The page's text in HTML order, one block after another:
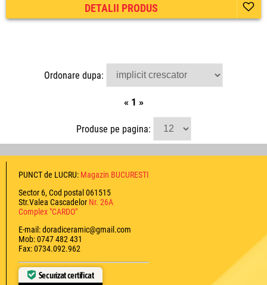
DETALII PRODUS
Ordonare dupa:
« 1 »
Produse pe pagina:
PUNCT de LUCRU: Magazin BUCURESTI
Sector 6, Cod postal 061515
Str.Valea Cascadelor Nr. 26A
Complex "CARDO"
E-mail: doradiceramic@gmail.com
Mob: 0747 482 431
Fax: 0734.092.962
Securizat certificat